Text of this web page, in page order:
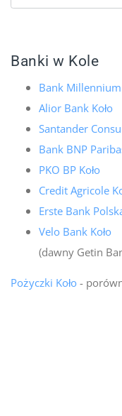
Banki w Kole
Bank Millennium
Alior Bank Koło
Santander
Bank BNP
PKO BP Koło
Credit Agricole
Erste Bank
Velo Bank Koło
(dawny Getin
Pożyczki Koło-